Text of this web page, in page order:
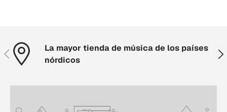
Anterior
La mayor tienda de música de los países
nórdicos